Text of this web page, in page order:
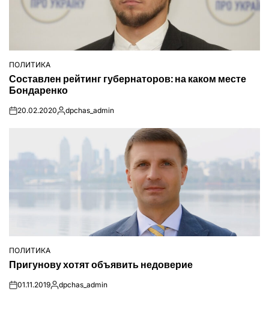
ОПУБЛІКУВАТИ
У
ПОЛИТИКА
Составлен рейтинг губернаторов: на каком месте
Бондаренко
on20.02.2020Опубліковано
dpchas_admin
ОПУБЛІКУВАТИ
ПОЛИТИКА
Пригунову хотят объявить недоверие
on01.11.2019Опубліковано
dpchas_admin